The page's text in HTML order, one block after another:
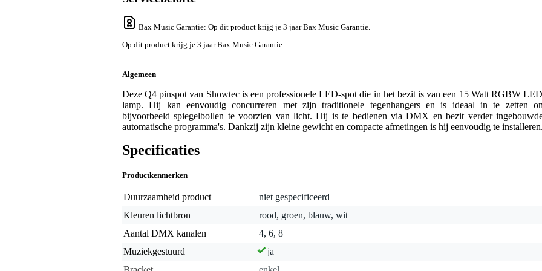
Bax Music Garantie: Op dit product krijg je 3 jaar Bax Music Garantie.
Op dit product krijg je 3 jaar Bax Music Garantie.
Algemeen
Deze Q4 pinspot van Showtec is een professionele LED-spot die in het bezit is van een 15 Watt RGBW
lamp. Hij kan eenvoudig concurreren met zijn traditionele tegenhangers en is ideaal in te zetten
bijvoorbeeld spiegelbollen te voorzien van licht. Hij is te bedienen via DMX en bezit verder
automatische programma's. Dankzij zijn kleine gewicht en compacte afmetingen is hij eenvoudig te installeren.
Specificaties
Productkenmerken
Duurzaamheid product
niet gespecificeerd
Kleuren lichtbron
rood, groen, blauw, wit
Aantal DMX kanalen
4, 6, 8
Muziekgestuurd
ja